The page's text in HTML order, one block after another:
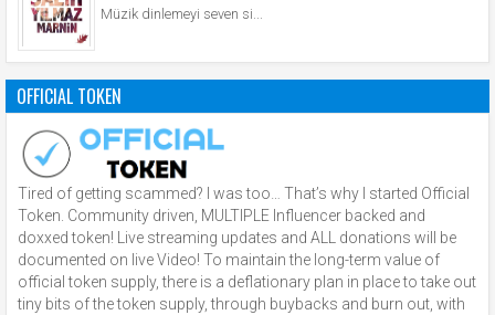
Müzik dinlemeyi seven si...
OFFICIAL TOKEN
Tired of getting scammed? I was too… That’s why I started Official
Token. Community driven, MULTIPLE Influencer backed and
doxxed token! Live streaming updates and ALL donations will be
documented on live Video! To maintain the long-term value of
official token supply, there is a deflationary plan in place to take out
tiny bits of the token supply, through buybacks and burn out, with